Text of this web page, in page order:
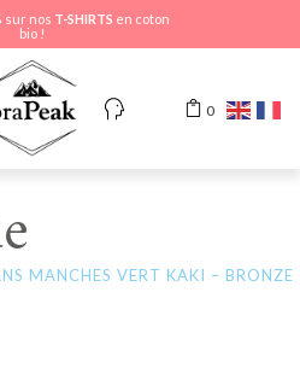
sur nos T-SHIRTS en coton
bio !
0
MANCHES VERT KAKI – BRONZE